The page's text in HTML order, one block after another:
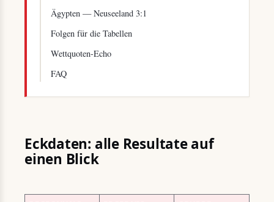
Ägypten — Neuseeland 3:1
Folgen für die Tabellen
Wettquoten-Echo
FAQ
Eckdaten: alle Resultate auf
einen Blick